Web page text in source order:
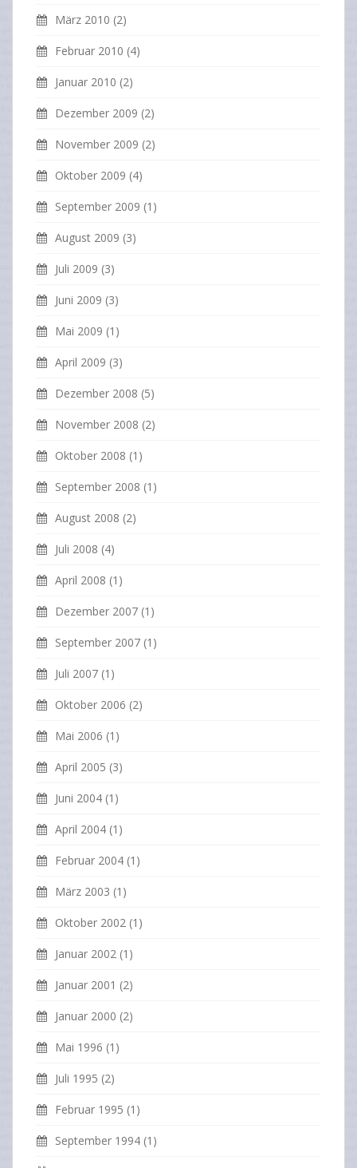
März 2010 (2)
Februar 2010 (4)
Januar 2010 (2)
Dezember 2009 (2)
November 2009 (2)
Oktober 2009 (4)
September 2009 (1)
August 2009 (3)
Juli 2009 (3)
Juni 2009 (3)
Mai 2009 (1)
April 2009 (3)
Dezember 2008 (5)
November 2008 (2)
Oktober 2008 (1)
September 2008 (1)
August 2008 (2)
Juli 2008 (4)
April 2008 (1)
Dezember 2007 (1)
September 2007 (1)
Juli 2007 (1)
Oktober 2006 (2)
Mai 2006 (1)
April 2005 (3)
Juni 2004 (1)
April 2004 (1)
Februar 2004 (1)
März 2003 (1)
Oktober 2002 (1)
Januar 2002 (1)
Januar 2001 (2)
Januar 2000 (2)
Mai 1996 (1)
Juli 1995 (2)
Februar 1995 (1)
September 1994 (1)